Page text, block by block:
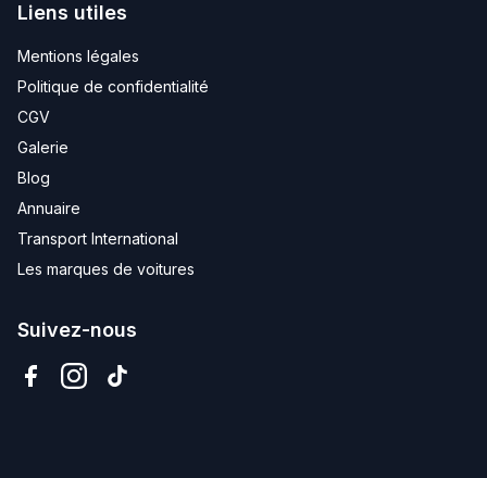
Liens utiles
Mentions légales
Politique de confidentialité
CGV
Galerie
Blog
Annuaire
Transport International
Les marques de voitures
Suivez-nous